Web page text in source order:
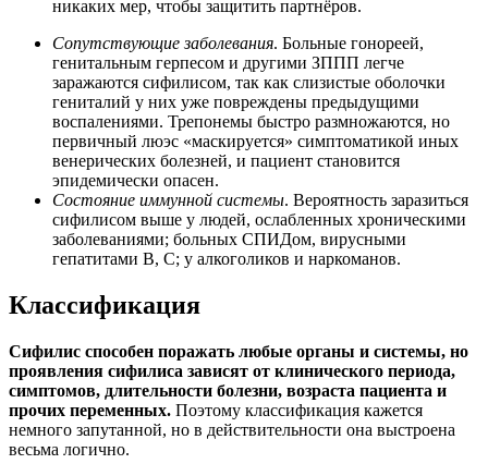
никаких мер, чтобы защитить партнёров.
Сопутствующие заболевания. Больные гонореей,
генитальным герпесом и другими ЗППП легче
заражаются сифилисом, так как слизистые оболочки
гениталий у них уже повреждены предыдущими
воспалениями. Трепонемы быстро размножаются, но
первичный люэс «маскируется» симптоматикой иных
венерических болезней, и пациент становится
эпидемически опасен.
Состояние иммунной системы. Вероятность заразиться
сифилисом выше у людей, ослабленных хроническими
заболеваниями; больных СПИДом, вирусными
гепатитами В, С; у алкоголиков и наркоманов.
Классификация
Сифилис способен поражать любые органы и системы, но
проявления сифилиса зависят от клинического периода,
симптомов, длительности болезни, возраста пациента и
прочих переменных. Поэтому классификация кажется
немного запутанной, но в действительности она выстроена
весьма логично.